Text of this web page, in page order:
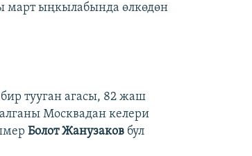
март ыңкылабында өлкөдөн
тууган агасы, 82 жаш
Москвадан келери
Болот Жанузаков бул